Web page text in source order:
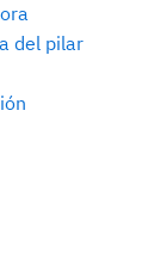
del pilar